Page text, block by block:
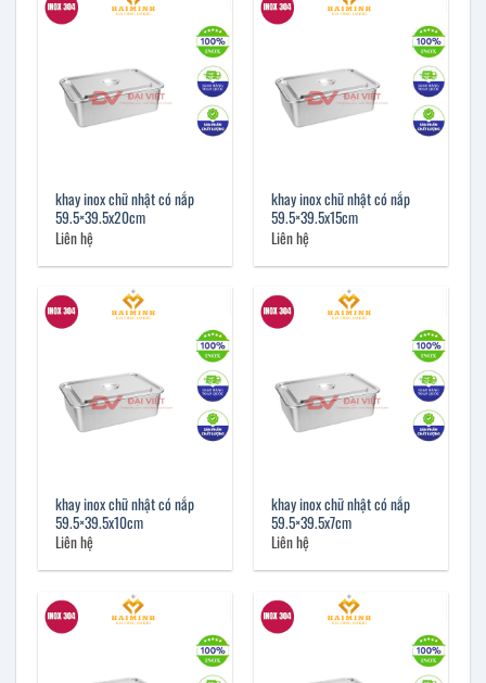
khay inox chữ nhật có nắp
59.5×39.5x20cm
Liên hệ
khay inox chữ nhật có nắp
59.5×39.5x15cm
Liên hệ
khay inox chữ nhật có nắp
59.5×39.5x10cm
Liên hệ
khay inox chữ nhật có nắp
59.5×39.5x7cm
Liên hệ